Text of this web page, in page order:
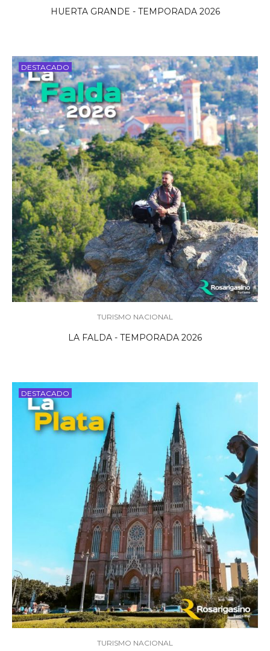
HUERTA GRANDE - TEMPORADA 2026
DESTACADO
TURISMO NACIONAL
LA FALDA - TEMPORADA 2026
DESTACADO
TURISMO NACIONAL